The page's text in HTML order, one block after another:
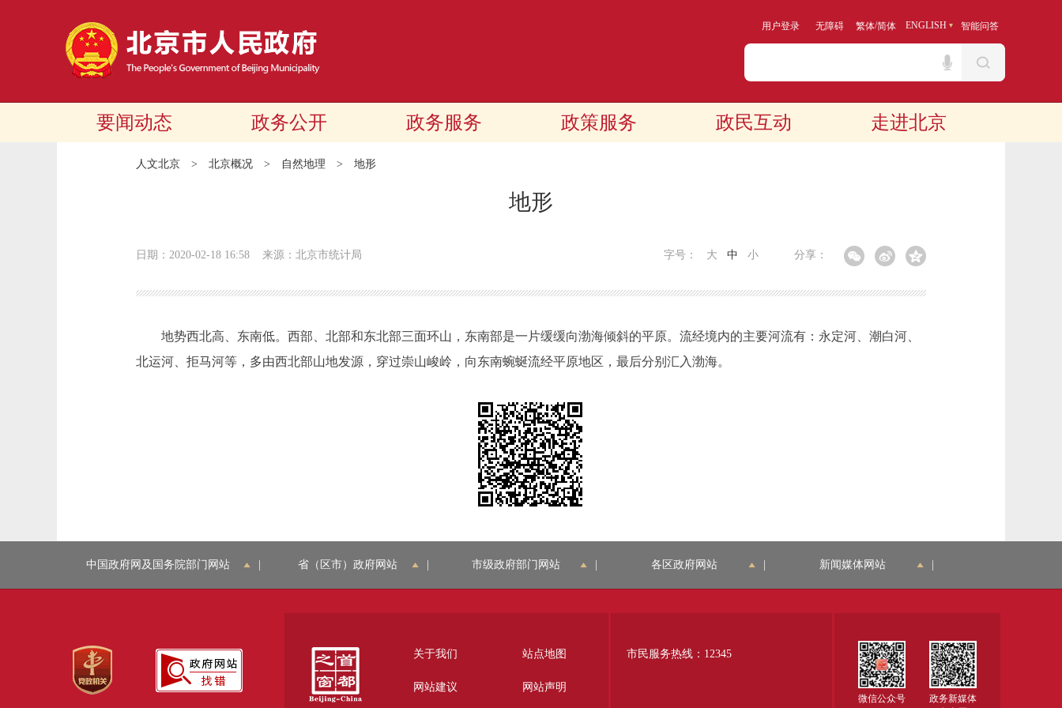
用户登录 无障碍 繁体/简体 ENGLISH 智能问答
要闻动态 政务公开 政务服务 政策服务 政民互动 走进北京
人文北京 > 北京概况 > 自然地理 > 地形
地形
日期：2020-02-18 16:58 来源：北京市统计局 分享：
字号： 大 中 小
地势西北高、东南低。西部、北部和东北部三面环山，东南部是一片缓缓向渤海倾斜的平原。流经境内的主要河流有：永定河、潮白河、
北运河、拒马河等，多由西北部山地发源，穿过崇山峻岭，向东南蜿蜒流经平原地区，最后分别汇入渤海。
中国政府网及国务院部门网站 省（区市）政府网站 市级政府部门网站 各区政府网站 新闻媒体网站
关于我们 站点地图
网站建议 网站声明
市民服务热线：12345
微信公众号
政务新媒体